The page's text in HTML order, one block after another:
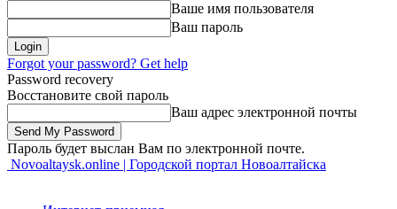
Ваше имя пользователя
Ваш пароль
Forgot your password? Get help
Password recovery
Восстановите свой пароль
Ваш адрес электронной почты
Пароль будет выслан Вам по электронной почте.
Novoaltaysk.online | Городской портал Новоалтайска